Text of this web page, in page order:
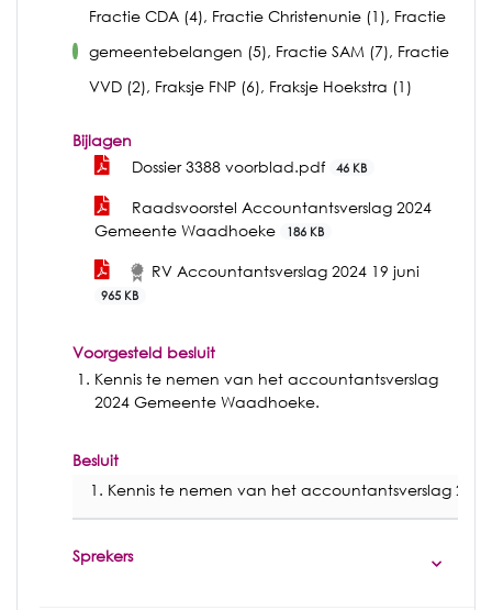
voor
Fractie CDA (4), Fractie Christenunie (1), Fractie
gemeentebelangen (5), Fractie SAM (7), Fractie
VVD (2), Fraksje FNP (6), Fraksje Hoekstra (1)
Bijlagen
Dossier 3388 voorblad.pdf
46 KB
Raadsvoorstel Accountantsverslag 2024
Gemeente Waadhoeke
186 KB
RV Accountantsverslag 2024 19 juni
965 KB
Voorgesteld besluit
Kennis te nemen van het accountantsverslag
2024 Gemeente Waadhoeke.
Besluit
Kennis te nemen van het accountantsverslag
Sprekers